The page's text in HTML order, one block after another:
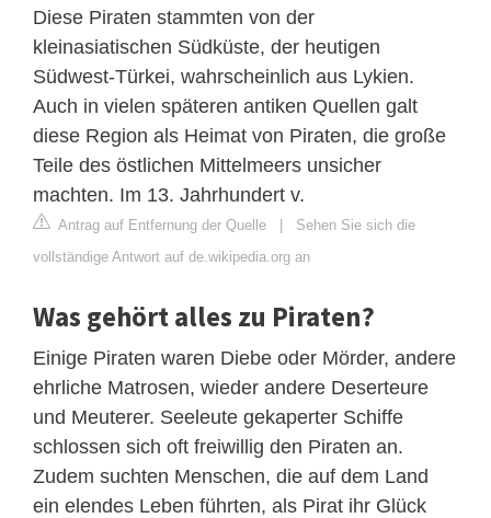
Diese Piraten stammten von der
kleinasiatischen Südküste, der heutigen
Südwest-Türkei, wahrscheinlich aus Lykien.
Auch in vielen späteren antiken Quellen galt
diese Region als Heimat von Piraten, die große
Teile des östlichen Mittelmeers unsicher
machten. Im 13. Jahrhundert v.
Antrag auf Entfernung der Quelle | Sehen Sie sich die
vollständige Antwort auf de.wikipedia.org an
Was gehört alles zu Piraten?
Einige Piraten waren Diebe oder Mörder, andere
ehrliche Matrosen, wieder andere Deserteure
und Meuterer. Seeleute gekaperter Schiffe
schlossen sich oft freiwillig den Piraten an.
Zudem suchten Menschen, die auf dem Land
ein elendes Leben führten, als Pirat ihr Glück